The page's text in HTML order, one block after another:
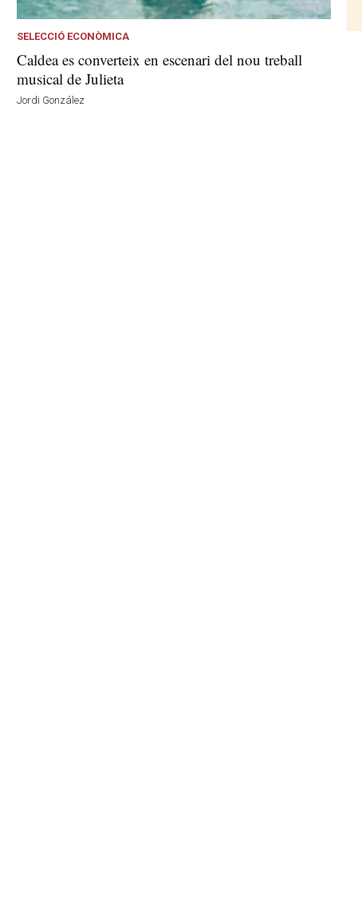
SELECCIÓ ECONÒMICA
Caldea es converteix en escenari del nou treball
musical de Julieta
Jordi González